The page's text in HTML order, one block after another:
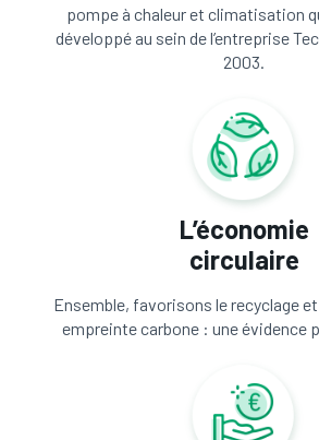
pompe à chaleur et climatisation
développé au sein de l’entreprise
2003.
L’économie
circulaire
Ensemble, favorisons le recyclage
empreinte carbone : une évidence